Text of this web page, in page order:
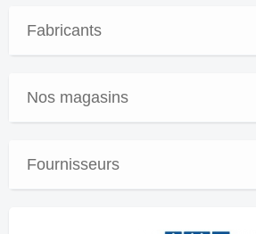
Fabricants
Nos magasins
Fournisseurs